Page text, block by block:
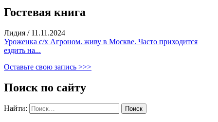
Гостевая книга
Лидия / 11.11.2024
Уроженка с/х Агроном. живу в Москве. Часто приходится
ездить на...
Оставьте свою запись >>>
Поиск по сайту
Найти: